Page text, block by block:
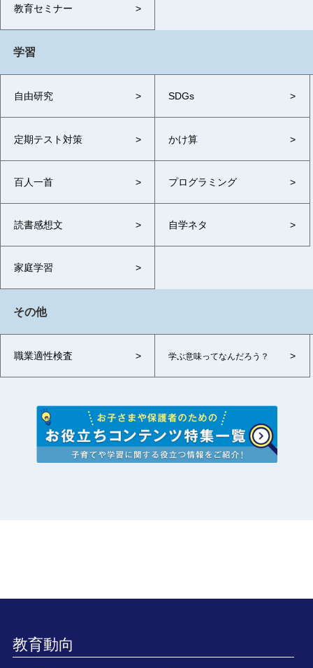
教育セミナー
学習
自由研究 SDGs
定期テスト対策 かけ算
百人一首 プログラミング
読書感想文 自学ネタ
家庭学習
その他
職業適性検査 学ぶ意味ってなんだろう？
教育動向